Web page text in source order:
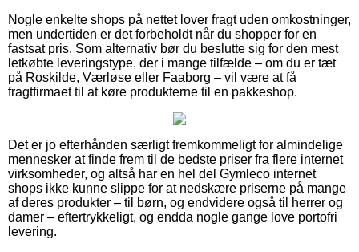
Nogle enkelte shops på nettet lover fragt uden omkostninger,
men undertiden er det forbeholdt når du shopper for en
fastsat pris. Som alternativ bør du beslutte sig for den mest
letkøbte leveringstype, der i mange tilfælde – om du er tæt
på Roskilde, Værløse eller Faaborg – vil være at få
fragtfirmaet til at køre produkterne til en pakkeshop.
Det er jo efterhånden særligt fremkommeligt for almindelige
mennesker at finde frem til de bedste priser fra flere internet
virksomheder, og altså har en hel del Gymleco internet
shops ikke kunne slippe for at nedskære priserne på mange
af deres produkter – til børn, og endvidere også til herrer og
damer – eftertrykkeligt, og endda nogle gange love portofri
levering.